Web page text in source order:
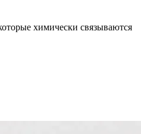
химически связываются